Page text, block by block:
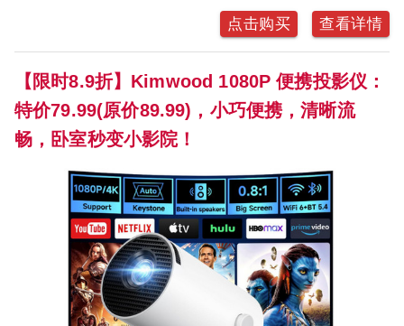
点击购买 查看详情
【限时8.9折】Kimwood 1080P 便携投影仪：
特价79.99(原价89.99)，小巧便携，清晰流
畅，卧室秒变小影院！